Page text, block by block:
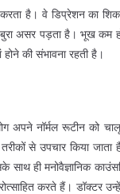
है। वे डिप्रेशन का
असर पड़ता है। भूख कम
की संभावना रहती है।
अपने नॉर्मल रूटीन को
से उपचार किया
साथ ही मनोवैज्ञानिक
करते हैं। डॉक्टर